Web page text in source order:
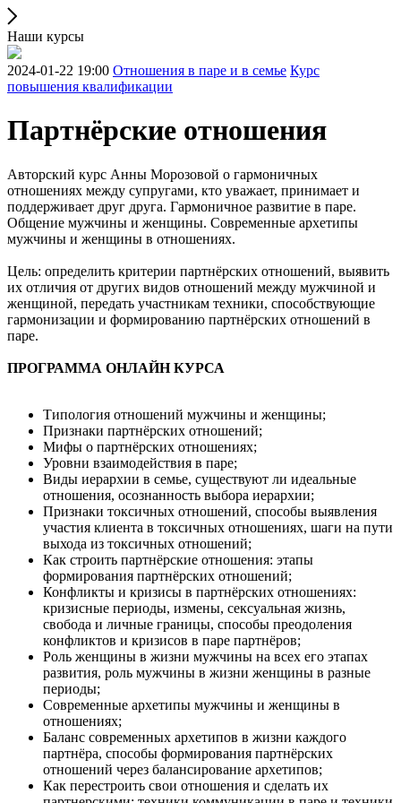
Наши курсы
2024-01-22 19:00 Отношения в паре и в семье Курс
повышения квалификации
Партнёрские отношения
Авторский курс Анны Морозовой о гармоничных
отношениях между супругами, кто уважает, принимает и
поддерживает друг друга. Гармоничное развитие в паре.
Общение мужчины и женщины. Современные архетипы
мужчины и женщины в отношениях.
Цель: определить критерии партнёрских отношений, выявить
их отличия от других видов отношений между мужчиной и
женщиной, передать участникам техники, способствующие
гармонизации и формированию партнёрских отношений в
паре.
ПРОГРАММА ОНЛАЙН КУРСА
Типология отношений мужчины и женщины;
Признаки партнёрских отношений;
Мифы о партнёрских отношениях;
Уровни взаимодействия в паре;
Виды иерархии в семье, существуют ли идеальные
отношения, осознанность выбора иерархии;
Признаки токсичных отношений, способы выявления
участия клиента в токсичных отношениях, шаги на пути
выхода из токсичных отношений;
Как строить партнёрские отношения: этапы
формирования партнёрских отношений;
Конфликты и кризисы в партнёрских отношениях:
кризисные периоды, измены, сексуальная жизнь,
свобода и личные границы, способы преодоления
конфликтов и кризисов в паре партнёров;
Роль женщины в жизни мужчины на всех его этапах
развития, роль мужчины в жизни женщины в разные
периоды;
Современные архетипы мужчины и женщины в
отношениях;
Баланс современных архетипов в жизни каждого
партнёра, способы формирования партнёрских
отношений через балансирование архетипов;
Как перестроить свои отношения и сделать их